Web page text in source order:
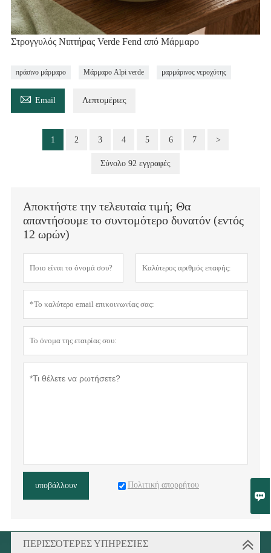

Στρογγυλός Νιπτήρας Verde Fend από Μάρμαρο
πράσινο μάρμαρο Μάρμαρο Alpi verde μαρμάρινος νεροχύτης
 Email Λεπτομέριες
1 2 3 4 5 6 7 >
Σύνολο 92 εγγραφές
Αποκτήστε την τελευταία τιμή; Θα
απαντήσουμε το συντομότερο δυνατόν (εντός
12 ωρών)
υποβάλλουν Πολιτική απορρήτου
ΠΕΡΙΣΣΌΤΕΡΕΣ ΥΠΗΡΕΣΊΕΣ